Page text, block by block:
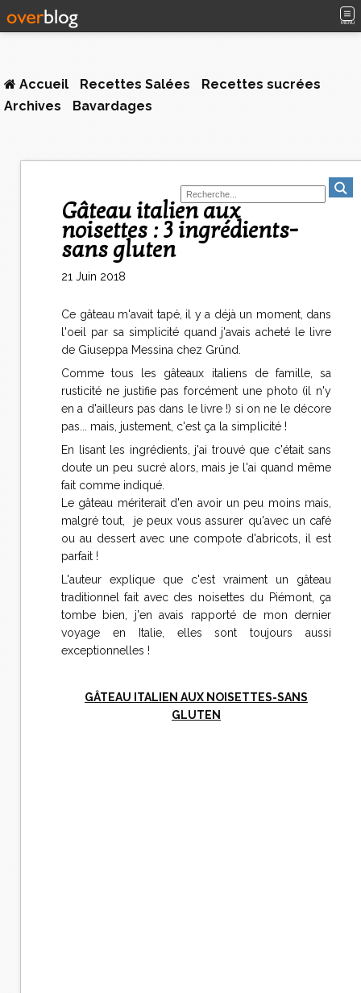
MENU
Accueil Recettes Salées
Recettes sucrées
Archives
Bavardages
Gâteau italien aux
noisettes : 3 ingrédients-
sans gluten
21 Juin 2018
Ce gâteau m'avait tapé, il y a déjà un moment, dans
l'oeil par sa simplicité quand j'avais acheté le livre
de Giuseppa Messina chez Gründ.
Comme tous les gâteaux italiens de famille, sa
rusticité ne justifie pas forcément une photo (il n'y
en a d'ailleurs pas dans le livre !) si on ne le décore
pas... mais, justement, c'est ça la simplicité !
En lisant les ingrédients, j'ai trouvé que c'était sans
doute un peu sucré alors, mais je l'ai quand même
fait comme indiqué.
Le gâteau mériterait d'en avoir un peu moins mais,
malgré tout, je peux vous assurer qu'avec un café
ou au dessert avec une compote d'abricots, il est
parfait !
L'auteur explique que c'est vraiment un gâteau
traditionnel fait avec des noisettes du Piémont, ça
tombe bien, j'en avais rapporté de mon dernier
voyage en Italie, elles sont toujours aussi
exceptionnelles !
GÂTEAU ITALIEN AUX NOISETTES-SANS
GLUTEN